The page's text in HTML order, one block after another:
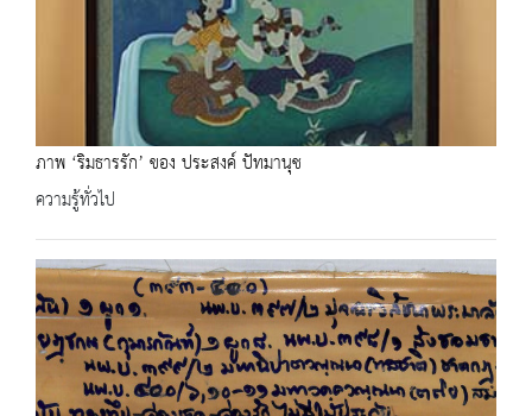
ภาพ ‘ริมธารรัก’ ของ ประสงค์ ปัทมานุช
ความรู้ทั่วไป